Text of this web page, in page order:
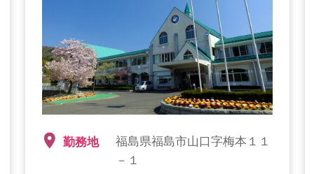
勤務地
福島県福島市山口字梅本１１
－１